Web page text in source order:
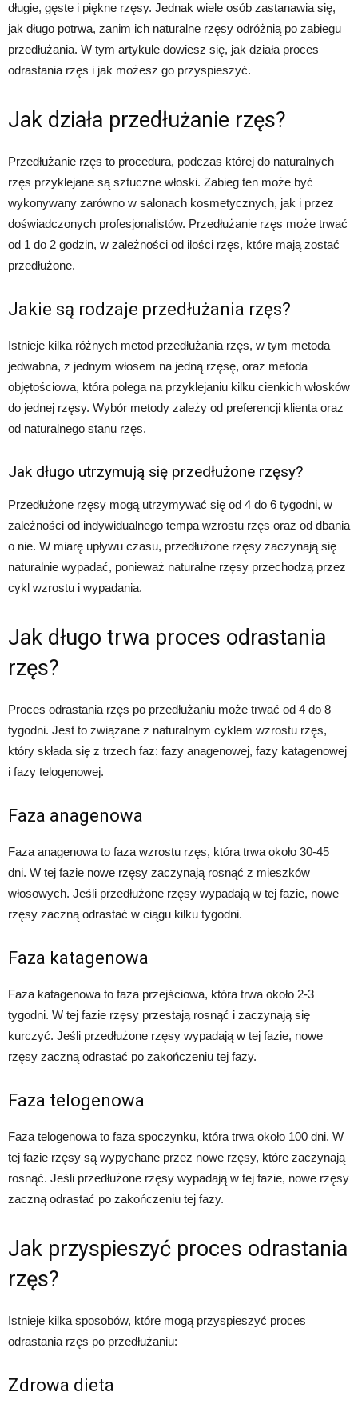
długie, gęste i piękne rzęsy. Jednak wiele osób zastanawia się,
jak długo potrwa, zanim ich naturalne rzęsy odróżnią po zabiegu
przedłużania. W tym artykule dowiesz się, jak działa proces
odrastania rzęs i jak możesz go przyspieszyć.
Jak działa przedłużanie rzęs?
Przedłużanie rzęs to procedura, podczas której do naturalnych
rzęs przyklejane są sztuczne włoski. Zabieg ten może być
wykonywany zarówno w salonach kosmetycznych, jak i przez
doświadczonych profesjonalistów. Przedłużanie rzęs może trwać
od 1 do 2 godzin, w zależności od ilości rzęs, które mają zostać
przedłużone.
Jakie są rodzaje przedłużania rzęs?
Istnieje kilka różnych metod przedłużania rzęs, w tym metoda
jedwabna, z jednym włosem na jedną rzęsę, oraz metoda
objętościowa, która polega na przyklejaniu kilku cienkich włosków
do jednej rzęsy. Wybór metody zależy od preferencji klienta oraz
od naturalnego stanu rzęs.
Jak długo utrzymują się przedłużone rzęsy?
Przedłużone rzęsy mogą utrzymywać się od 4 do 6 tygodni, w
zależności od indywidualnego tempa wzrostu rzęs oraz od dbania
o nie. W miarę upływu czasu, przedłużone rzęsy zaczynają się
naturalnie wypadać, ponieważ naturalne rzęsy przechodzą przez
cykl wzrostu i wypadania.
Jak długo trwa proces odrastania
rzęs?
Proces odrastania rzęs po przedłużaniu może trwać od 4 do 8
tygodni. Jest to związane z naturalnym cyklem wzrostu rzęs,
który składa się z trzech faz: fazy anagenowej, fazy katagenowej
i fazy telogenowej.
Faza anagenowa
Faza anagenowa to faza wzrostu rzęs, która trwa około 30-45
dni. W tej fazie nowe rzęsy zaczynają rosnąć z mieszków
włosowych. Jeśli przedłużone rzęsy wypadają w tej fazie, nowe
rzęsy zaczną odrastać w ciągu kilku tygodni.
Faza katagenowa
Faza katagenowa to faza przejściowa, która trwa około 2-3
tygodni. W tej fazie rzęsy przestają rosnąć i zaczynają się
kurczyć. Jeśli przedłużone rzęsy wypadają w tej fazie, nowe
rzęsy zaczną odrastać po zakończeniu tej fazy.
Faza telogenowa
Faza telogenowa to faza spoczynku, która trwa około 100 dni. W
tej fazie rzęsy są wypychane przez nowe rzęsy, które zaczynają
rosnąć. Jeśli przedłużone rzęsy wypadają w tej fazie, nowe rzęsy
zaczną odrastać po zakończeniu tej fazy.
Jak przyspieszyć proces odrastania
rzęs?
Istnieje kilka sposobów, które mogą przyspieszyć proces
odrastania rzęs po przedłużaniu:
Zdrowa dieta